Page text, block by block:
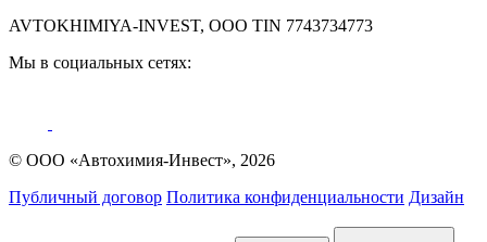
AVTOKHIMIYA-INVEST, OOO TIN 7743734773
Мы в социальных сетях:
© ООО «Автохимия-Инвест», 2026
Публичный договор Политика конфиденциальности Дизайн